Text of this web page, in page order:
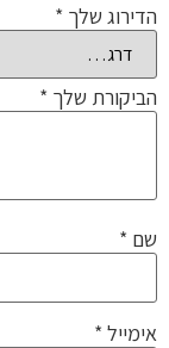
הדירוג שלך *
הביקורת שלך *
שם *
אימייל *